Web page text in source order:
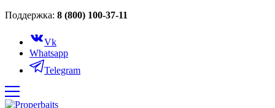
Поддержка: 8 (800) 100-37-11
Vk
Whatsapp
Telegram